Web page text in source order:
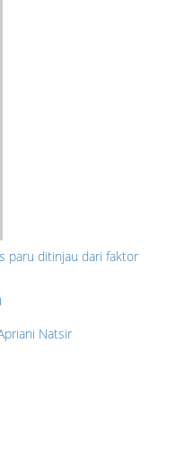
paru ditinjau dari faktor
Natsir